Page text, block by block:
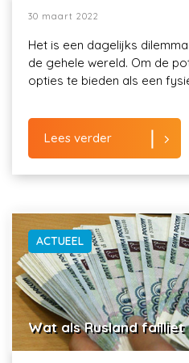
30 maart 2022
Het is een dagelijks
de gehele wereld. Om de
opties te bieden als een
Lees verder
ACTUEEL
Wat als Rusland failliet